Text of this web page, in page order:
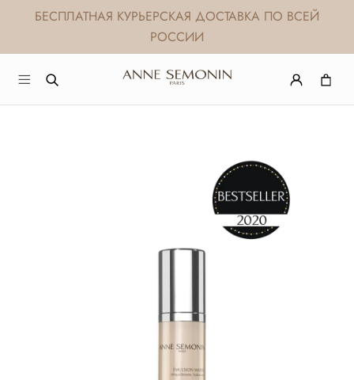
БЕСПЛАТНАЯ КУРЬЕРСКАЯ ДОСТАВКА ПО ВСЕЙ
РОССИИ